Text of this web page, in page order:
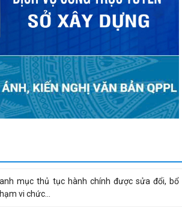
số...
tại Dự án Khu đô thị mới phường Thủy
vào kinh doanh...
hành chính được sửa đổi, bổ sung, thay thế,
chức...
dịch vụ bán trong nước hoặc xuất khẩu của
190 - Văn bản...
quả cấp chứng chỉ hành nghề hoạt động xây
mục thủ tục hành chính được sửa đổi, bổ
vi chức...